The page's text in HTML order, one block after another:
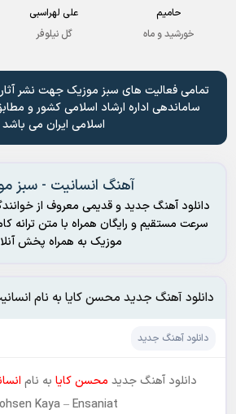
حامیم
خورشید و ماه
علی لهراسبی
گل نیلوفر
تمامی فعالیت های سبز موزیک جهت نشر آثار
ساماندهی اداره ارشاد اسلامی کشور و
اسلامی ایران می باشد
آهنگ انسانیت - سبز
دانلود آهنگ جدید و قدیمی معروف از
سرعت مستقیم و رایگان همراه با متن ترانه
موزیک به همراه پخش
دانلود آهنگ جدید محسن کایا به نام
دانلود آهنگ جدید
دانلود آهنگ جدید محسن کایا به نام
Kaya–Ensaniat